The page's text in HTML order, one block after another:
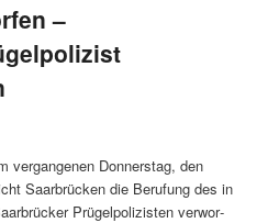
–
ver­gan­genen Don­ner­stag, den
Saar­brück­en die Beru­fung des in
Prügelpolizis­ten ver­wor­